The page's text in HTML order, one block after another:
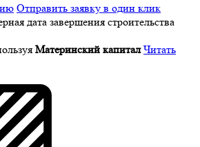
Отправить заявку в один клик
дата завершения строительства
Материнский капитал Читать